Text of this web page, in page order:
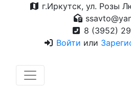
г.Иркутск, ул. Розы
8 (3952)
Войти или